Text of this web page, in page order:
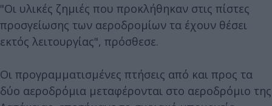
"Οι υλικές ζημιές που προκλήθηκαν στις πίστες
προσγείωσης των αεροδρομίων τα έχουν θέσει
εκτός λειτουργίας", πρόσθεσε.
Οι προγραμματισμένες πτήσεις από και προς τα
δύο αεροδρόμια μεταφέρονται στο αεροδρόμιο της